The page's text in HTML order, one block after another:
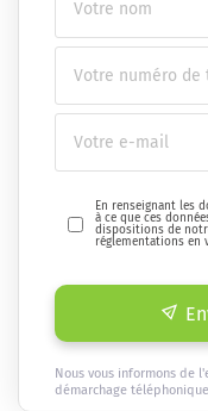
En renseignant les
à ce que ces
dispositions de
réglementations en
Nous vous informons de
démarchage